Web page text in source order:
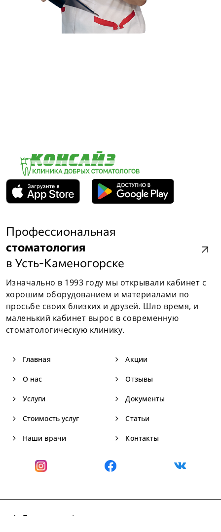
Профессиональная
стоматология
в Усть-Каменогорске
arrow_outward
Изначально в 1993 году мы открывали кабинет с
хорошим оборудованием и материалами по
просьбе своих близких и друзей. Шло время, и
маленький кабинет вырос в современную
стоматологическую клинику.
navigate_next Главная
navigate_next О нас
navigate_next Услуги
navigate_next Стоимость услуг
navigate_next Наши врачи
navigate_next Акции
navigate_next Отзывы
navigate_next Документы
navigate_next Статьи
navigate_next Контакты
arrow_forward Политика конфиденциальности